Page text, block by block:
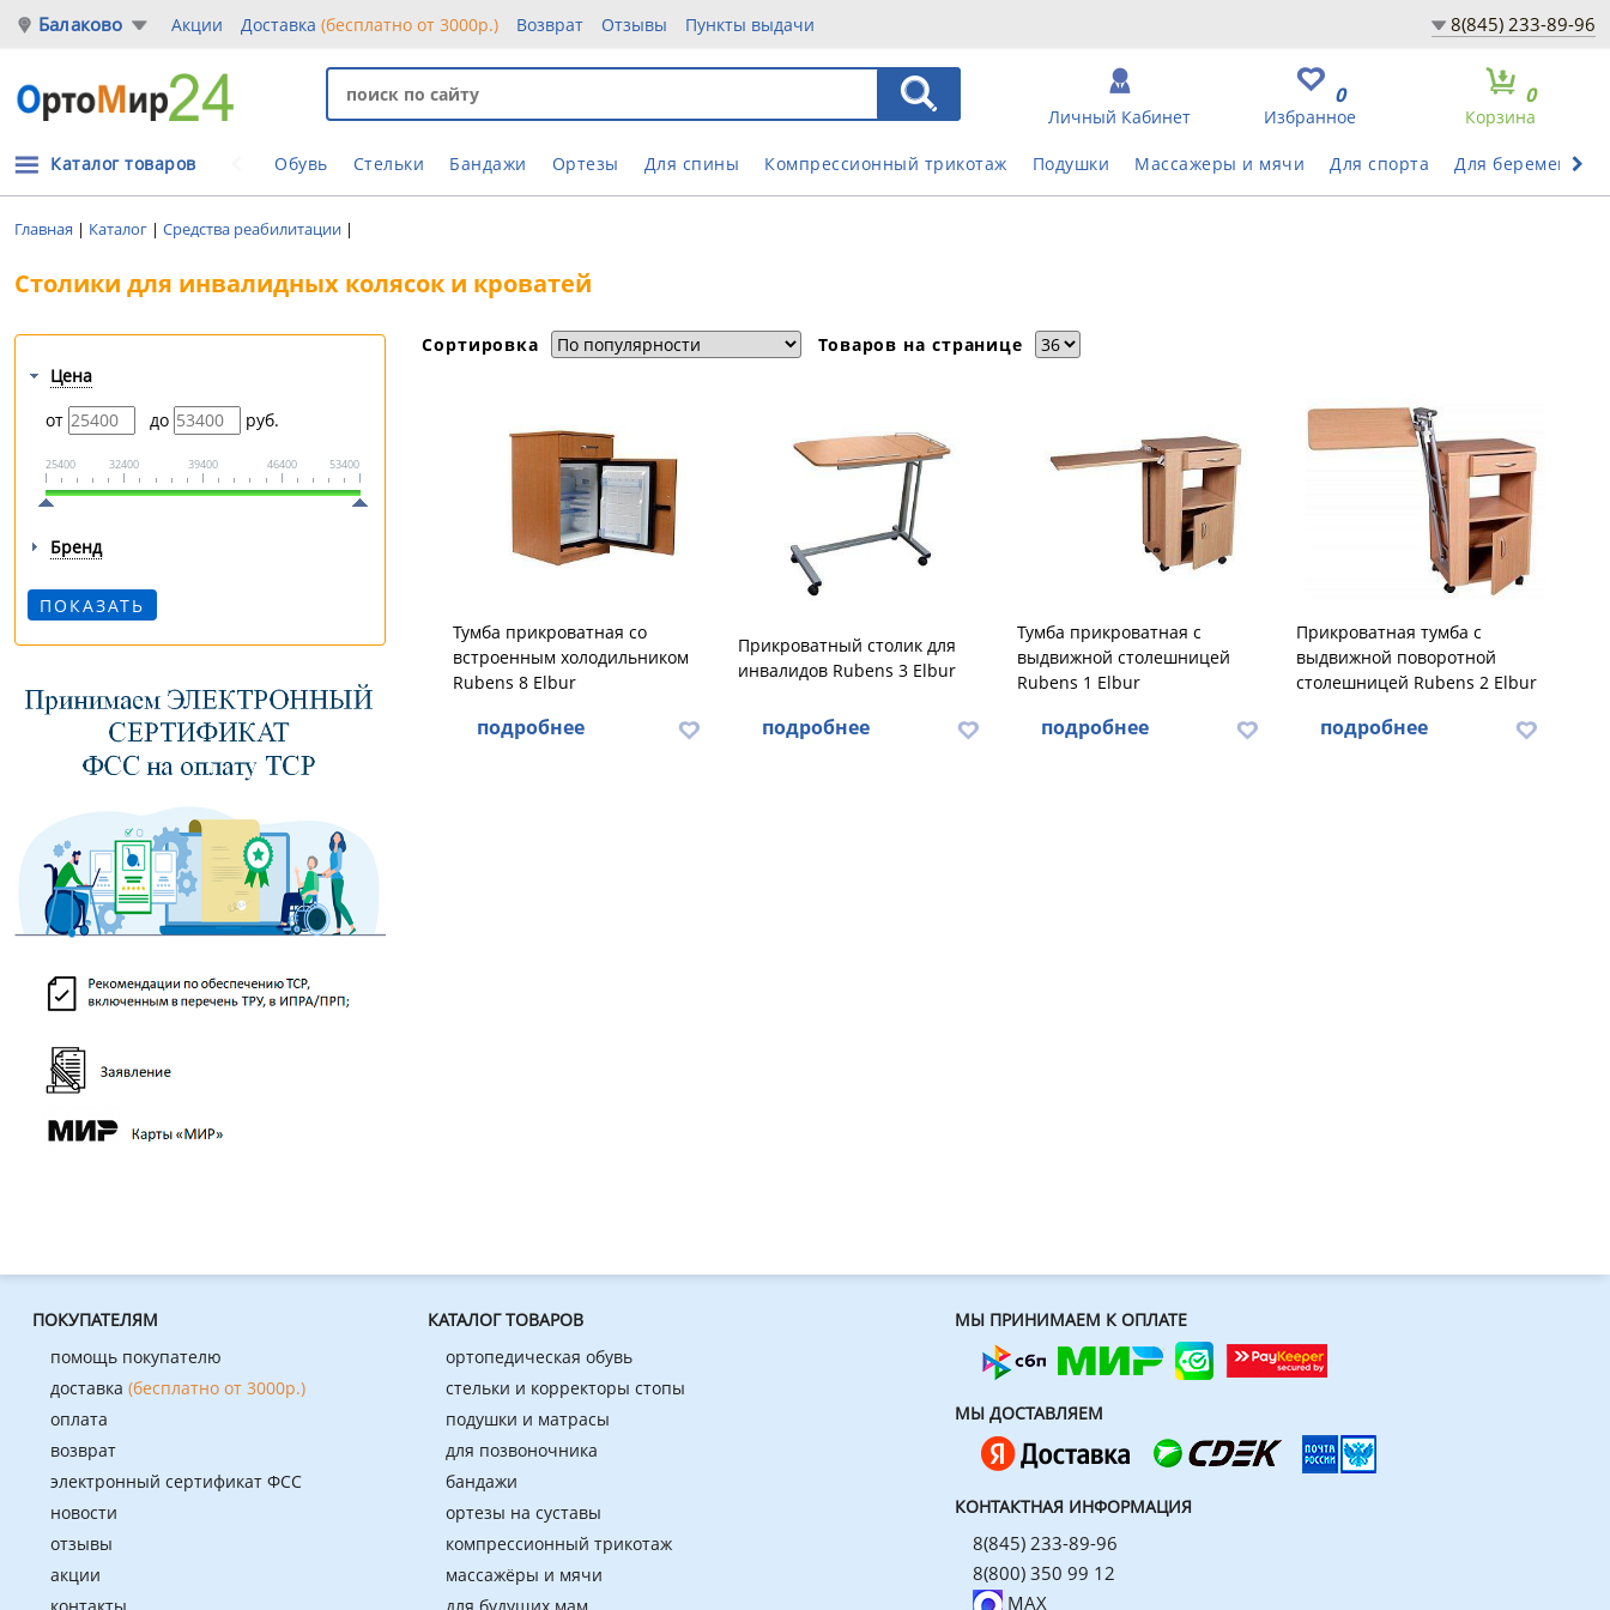
Балаково Акции Доставка (бесплатно от 3000р.) Возврат Отзывы Пункты выдачи 8(845) 233-89-96
Корзина
0
Избранное
0
Личный Кабинет
Обувь Стельки Бандажи Ортезы Для спины Компрессионный трикотаж Подушки Массажеры и мячи Для спорта Для беременных
Каталог товаров
Главная | Каталог | Средства реабилитации |
Столики для инвалидных колясок и кроватей
Цена
от
до руб.
25400 32400 39400 46400 53400
Бренд
Сортировка Товаров на странице
Тумба прикроватная со
встроенным холодильником
Rubens 8 Elbur
подробнее
Прикроватный столик для
инвалидов Rubens 3 Elbur
подробнее
Тумба прикроватная с
выдвижной столешницей
Rubens 1 Elbur
подробнее
Прикроватная тумба с
выдвижной поворотной
столешницей Rubens 2 Elbur
подробнее
ПОКУПАТЕЛЯМ
помощь покупателю
доставка (бесплатно от 3000р.)
оплата
возврат
электронный сертификат ФСС
новости
отзывы
акции
КАТАЛОГ ТОВАРОВ
ортопедическая обувь
стельки и корректоры стопы
подушки и матрасы
для позвоночника
бандажи
ортезы на суставы
компрессионный трикотаж
массажёры и мячи
МЫ ПРИНИМАЕМ К ОПЛАТЕ
МЫ ДОСТАВЛЯЕМ
КОНТАКТНАЯ ИНФОРМАЦИЯ
8(845) 233-89-96
8(800) 350 99 12
MAX